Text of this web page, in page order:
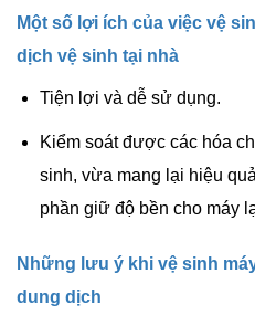
Một số lợi ích của việc vệ
dịch vệ sinh tại nhà
Tiện lợi và dễ sử dụng.
Kiểm soát được các hóa
sinh, vừa mang lại hiệu
phần giữ độ bền cho máy
Những lưu ý khi vệ sinh
dung dịch